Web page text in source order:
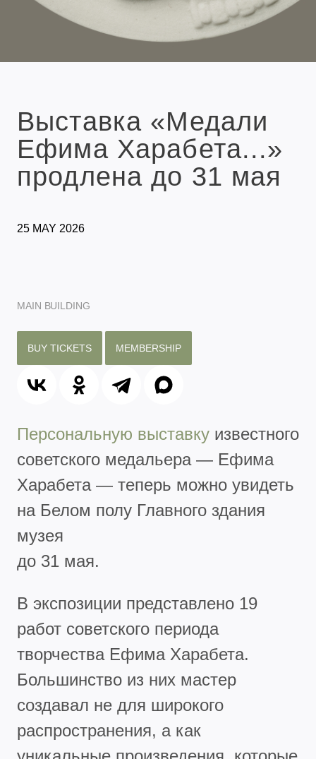
Выставка «Медали
Ефима Харабета...»
продлена до 31 мая
25 MAY 2026
MAIN BUILDING
BUY TICKETS MEMBERSHIP
Персональную выставку известного
советского медальера — Ефима
Харабета — теперь можно увидеть
на Белом полу Главного здания
музея
до 31 мая.
В экспозиции представлено 19
работ советского периода
творчества Ефима Харабета.
Большинство из них мастер
создавал не для широкого
распространения, а как